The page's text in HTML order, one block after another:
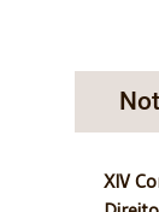
XIV